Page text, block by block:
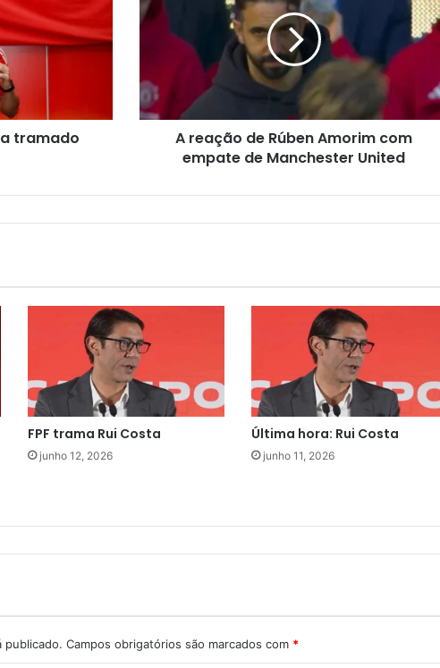
tramado
A reação de Rúben Amorim com
empate de Manchester United
FPF trama Rui Costa
junho 12, 2026
Última hora: Rui Costa
junho 11, 2026
publicado. Campos obrigatórios são marcados com *